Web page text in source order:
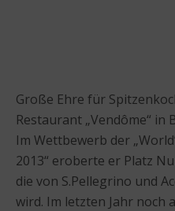
Große Ehre für
Restaurant „Vendôme“ in
Im Wettbewerb der
2013“ eroberte er Platz
die von S.Pellegrino und
wird. Im letzten Jahr noch